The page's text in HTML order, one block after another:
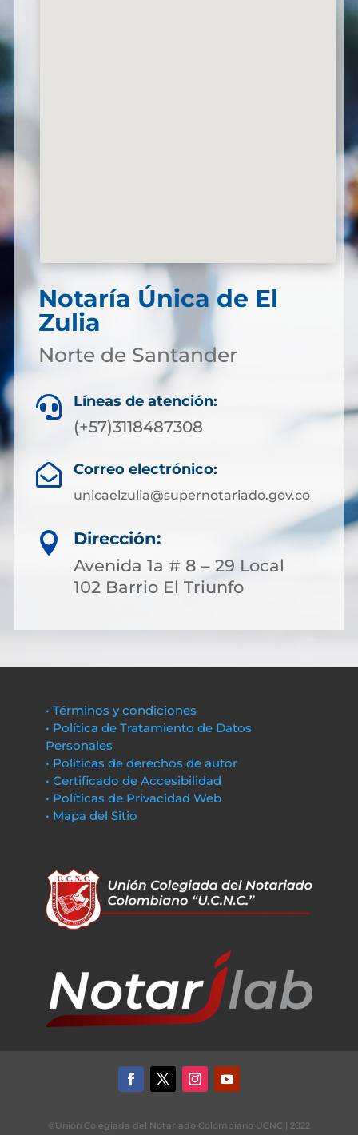
Notaría Única de El
Zulia
Norte de Santander
 Líneas de atención:
(+57)3118487308
 Correo electrónico:
unicaelzulia@supernotariado.gov.co

Dirección:
Avenida 1a # 8 – 29 Local
102 Barrio El Triunfo
• Términos y condiciones
• Política de Tratamiento de Datos
Personales
• Políticas de derechos de autor
• Certificado de Accesibilidad
• Políticas de Privacidad Web
• Mapa del Sitio
©Unión Colegiada del Notariado Colombiano UCNC | 2022